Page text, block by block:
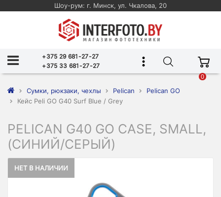
Шоу-рум: г. Минск, ул. Чкалова, 20
+375 29 681-27-27
+375 33 681-27-27
0
Сумки, рюкзаки, чехлы Pelican
Pelican GO
Кейс Peli GO G40 Surf Blue / Grey
PELICAN G40 GO CASE, SMALL,
(СИНИЙ/СЕРЫЙ)
НЕТ В НАЛИЧИИ